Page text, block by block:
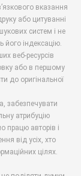
вказання
або цитуванні
систем і не
індексацію.
веб-ресурсів
або в першому
до оригінальної
забезпечувати
атрибуцію
працю авторів і
від усіх, хто
цілях.